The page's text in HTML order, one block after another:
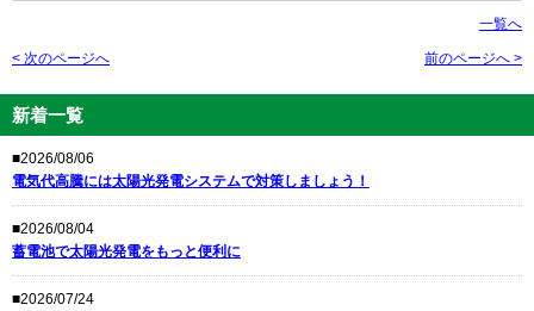
一覧へ
< 次のページへ 前のページへ >
新着一覧
■2026/08/06
電気代高騰には太陽光発電システムで対策しましょう！
■2026/08/04
蓄電池で太陽光発電をもっと便利に
■2026/07/24